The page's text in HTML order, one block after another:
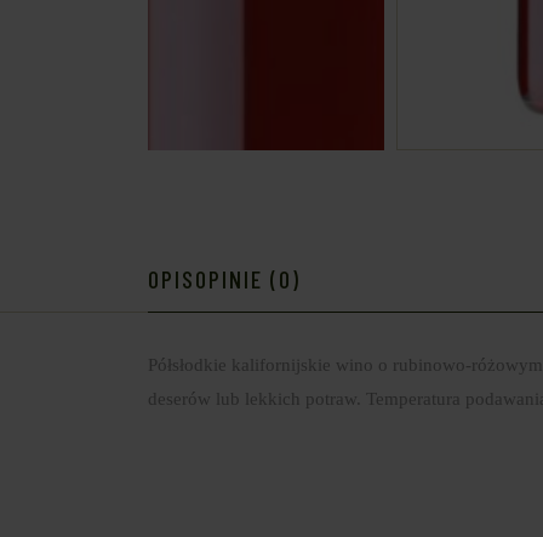
OPISOPINIE (0)
Półsłodkie kalifornijskie wino o rubinowo-
deserów lub lekkich potraw. Temperatura